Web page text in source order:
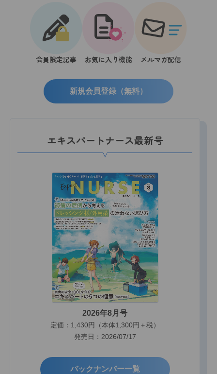
会員限定記事 お気に入り機能 メルマガ配信
新規会員登録（無料）
エキスパートナース最新号
2026年8月号
定価：1,430円（本体1,300円＋税）
発売日：2026/07/17
バックナンバー一覧